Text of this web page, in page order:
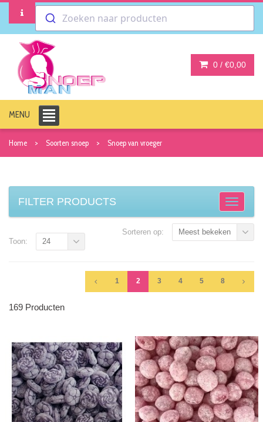
Zoeken naar producten
0 / €0,00
MENU
Home Soorten snoep Snoep van vroeger
FILTER PRODUCTS
Sorteren op: Meest bekeken
1 2 3 4 5 8
Toon: 24
169 Producten